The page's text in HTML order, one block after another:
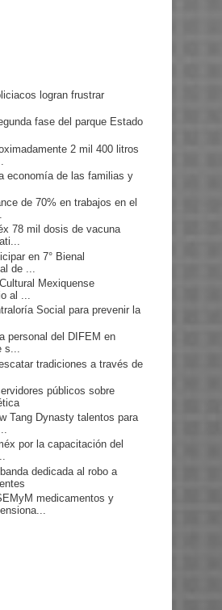
logran frustrar
fase del parque Estado
2 mil 400 litros
economía de las familias y
de 70% en trabajos en el
78 mil dosis de vacuna
en 7° Bienal
de ...
Mexiquense
al ...
Social para prevenir la
personal del DIFEM en
s...
tradiciones a través de
públicos sobre
Tang Dynasty talentos para
por la capacitación del
dedicada al robo a
medicamentos y